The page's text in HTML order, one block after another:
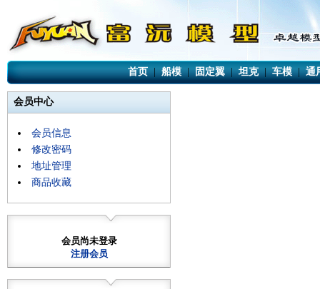
首页|船模|固定翼|坦克|车模 |通
会员中心
会员信息
修改密码
地址管理
商品收藏
会员尚未登录
注册会员